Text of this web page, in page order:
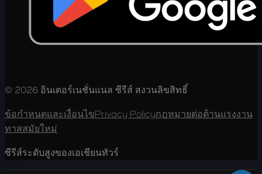
© 2026 อินเตอร์เนชั่นแนล ซีรีส์ สงวนลิขสิทธิ์
ข้อกำหนดและเงื่อนไขPrivacy Policyกฎหมายต่อต้านแรงงาน
ทาสสมัยใหม่
ซีรีส์ระดับสูงของเอเชียนทัวร์